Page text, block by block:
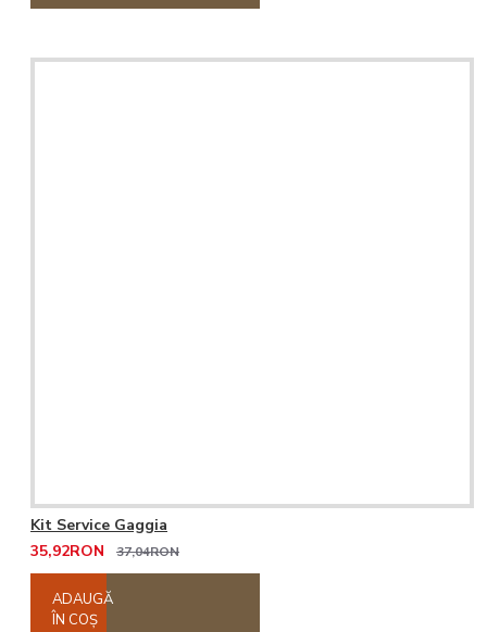
Kit Service Gaggia
35,92RON
37,04RON
ADAUGĂ
ÎN COŞ